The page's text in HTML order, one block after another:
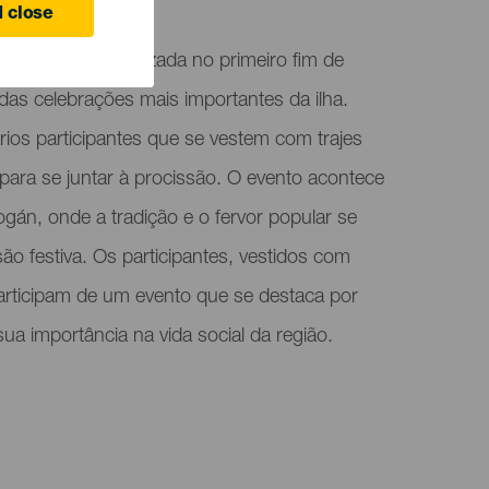
close
realizada no primeiro fim de
celebrações mais importantes da ilha.
participantes que se vestem com trajes
se juntar à procissão. O evento acontece
onde a tradição e o fervor popular se
festiva. Os participantes, vestidos com
de um evento que se destaca por
importância na vida social da região.